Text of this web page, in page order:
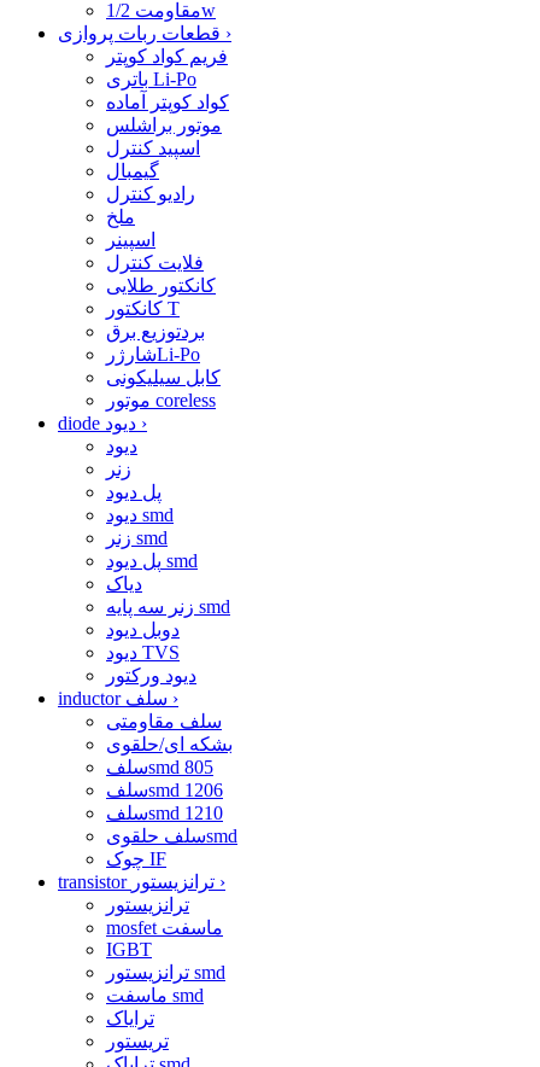
مقاومت 1/2w
›
فریم کواد کوپتر
باتری Li-Po
کواد کوپتر آماده
موتور براشلس
اسپید کنترل
گیمبال
رادیو کنترل
ملخ
اسپینر
فلایت کنترل
کانکتور طلایی
کانکتور T
بردتوزیع برق
شارژرLi-Po
کابل سیلیکونی
موتور coreless
›
دیود
زنر
پل دیود
دیود smd
زنر smd
پل دیود smd
دیاک
زنر سه پایه smd
دوبل دیود
دیود TVS
دیود ورکتور
›
سلف مقاومتی
بشکه ای/حلقوی
سلفsmd 805
سلفsmd 1206
سلفsmd 1210
سلف حلقویsmd
چوک IF
›
ترانزیستور
mosfet ماسفت
IGBT
ترانزیستور smd
ماسفت smd
ترایاک
تریستور